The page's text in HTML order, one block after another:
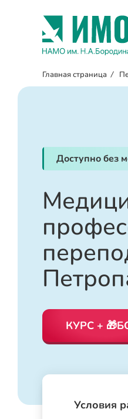
Главная страница /
Доступно без
КУРС +
Условия